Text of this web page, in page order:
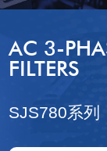
AC 3-
FILTERS
SJS780系列